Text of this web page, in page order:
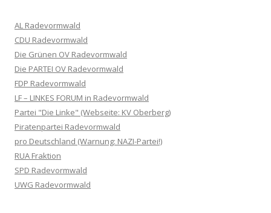
AL Radevormwald
CDU Radevormwald
Die Grünen OV Radevormwald
Die PARTEI OV Radevormwald
FDP Radevormwald
LF – LINKES FORUM in Radevormwald
Partei "Die Linke" (Webseite: KV Oberberg)
Piratenpartei Radevormwald
pro Deutschland (Warnung: NAZI-Partei!)
RUA Fraktion
SPD Radevormwald
UWG Radevormwald